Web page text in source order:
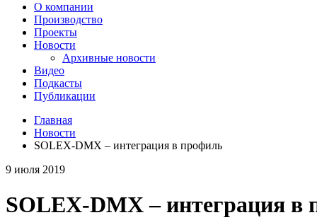
О компании
Производство
Проекты
Новости
Архивные новости
Видео
Подкасты
Публикации
Главная
Новости
SOLEX-DMX – интеграция в профиль
9 июля 2019
SOLEX-DMX – интеграция в